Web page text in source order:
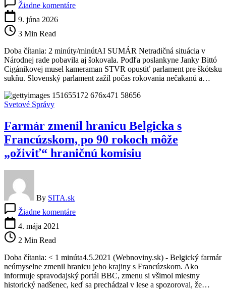
Žiadne komentáreJanka
incident
so
štábom
STVR
9. júna 2026
3 Min Read
Doba čítania: 2 minúty/minútAI SUMÁR Netradičná situácia v
Národnej rade pobavila aj šokovala. Podľa poslankyne Janky Bittó
Cigánikovej musel kameraman STVR opustiť parlament pre škótsku
sukňu. Slovenský parlament zažil počas rokovania nečakanú a…
Svetové Správy
Farmár zmenil hranicu Belgicka s
Francúzskom, po 90 rokoch môže
„oživiť“ hraničnú komisiu
By SITA.sk
Žiadne komentáreFarmár
Francúzskom,
po
90
rokoch
4. mája 2021
2 Min Read
Doba čítania: < 1 minúta4.5.2021 (Webnoviny.sk) - Belgický farmár
neúmyselne zmenil hranicu jeho krajiny s Francúzskom. Ako
informuje spravodajský portál BBC, zmenu si všimol miestny
historický nadšenec, keď sa prechádzal v lese a spozoroval, že…